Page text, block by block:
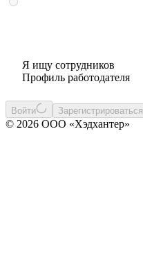
Я ищу сотрудников
Профиль работодателя
Войти Зарегистрироваться
© 2026 ООО «Хэдхантер»